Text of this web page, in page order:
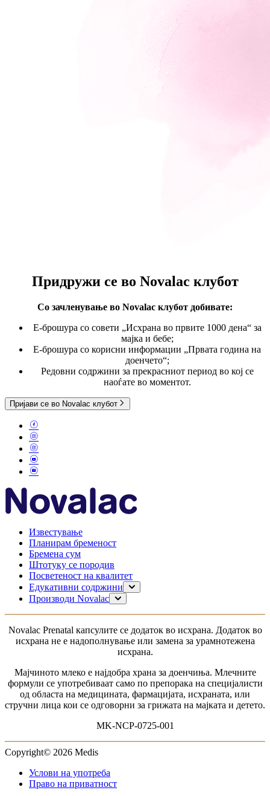
Придружи се во Novalac клубот
Со зачленување во Novalac клубот добивате:
E-брошура со совети „Исхрана во првите 1000 дена“ за
мајка и бебе;
Е-брошура со корисни информации „Првата година на
доенчето“;
Редовни содржини за прекрасниот период во кој се
наоѓате во моментот.
Пријави се во Novalac клубот
Известување
Планирам бременост
Бремена сум
Штотуку се породив
Посветеност на квалитет
Едукативни содржини
Планирање на бременост
Моето дете
Производи Novalac
6-12 месеци
1-3 години
за доенчиња без дигестивни проблеми
За доенчиња со алергија
Novalac Рrenatal капсулите се додаток во исхрана. Додаток во
исхрана не е надополнување или замена за урамнотежена
исхрана.
Мајчиното млеко е најдобра храна за доенчиња. Млечните
формули се употребиваат само по препорака на специјалисти
од областа на медицината, фармацијата, исхраната, или
стручни лица кои се одговорни за грижата на мајката и детето.
MK-NCP-0725-001
Copyright© 2026 Medis
Услови на употреба
Право на приватност